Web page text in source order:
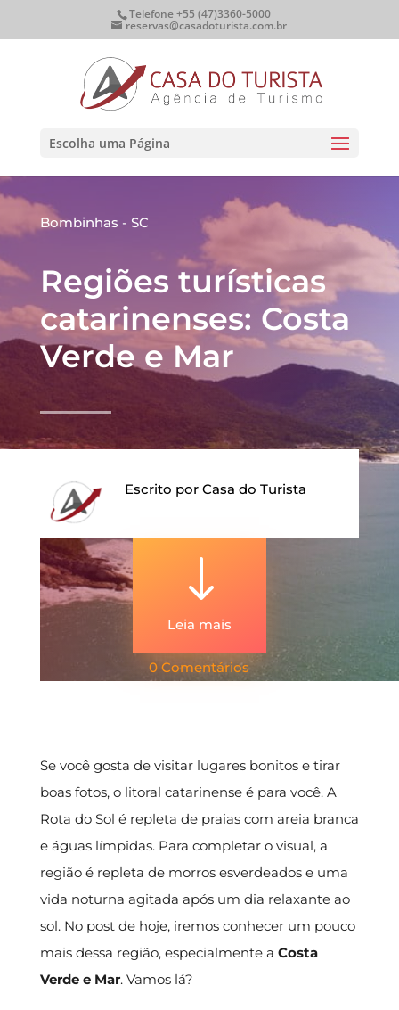
Telefone +55 (47)3360-5000
reservas@casadoturista.com.br
Escolha uma Página
Bombinhas - SC
Regiões turísticas
catarinenses: Costa
Verde e Mar
Escrito por Casa do Turista
"
Leia mais
0 Comentários
Se você gosta de visitar lugares bonitos e tirar
boas fotos, o litoral catarinense é para você. A
Rota do Sol é repleta de praias com areia branca
e águas límpidas. Para completar o visual, a
região é repleta de morros esverdeados e uma
vida noturna agitada após um dia relaxante ao
sol. No post de hoje, iremos conhecer um pouco
mais dessa região, especialmente a Costa
Verde e Mar. Vamos lá?